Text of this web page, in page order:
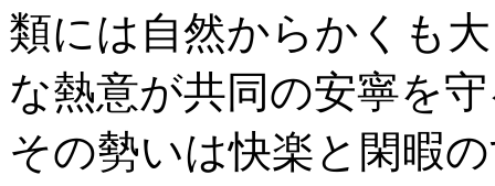
類には自然からかくも
な熱意が共同の安寧を
その勢いは快楽と閑暇